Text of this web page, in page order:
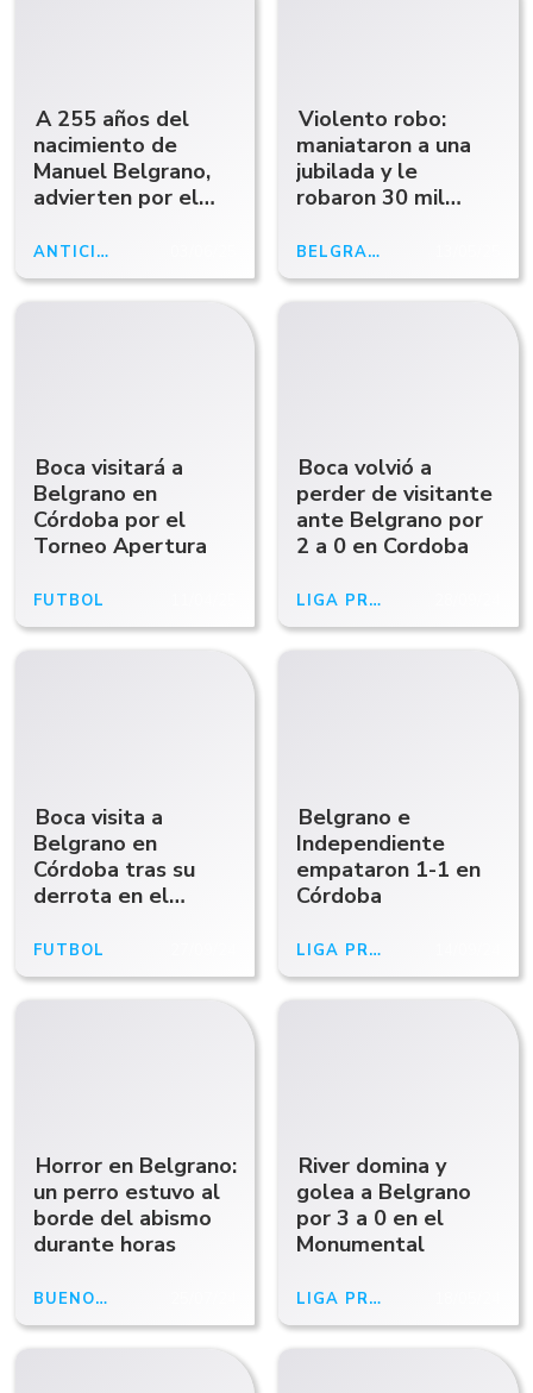
A 255 años del
nacimiento de
Manuel Belgrano,
advierten por el
que preserva su
legado
ANTICIPOABCRADIO
Violento robo:
maniataron a una
jubilada y le
robaron 30 mil
BELGRANO
Boca visitará a
Belgrano en
Córdoba por el
Torneo Apertura
FUTBOL
Boca volvió a
perder de visitante
ante Belgrano por
2 a 0 en Cordoba
LIGA PROFESIONAL 2024
Boca visita a
Belgrano en
Córdoba tras su
derrota en el
FUTBOL
Belgrano e
Independiente
empataron 1-1 en
Córdoba
LIGA PROFESIONAL 2024
Horror en Belgrano:
un perro estuvo al
borde del abismo
durante horas
BUENOS AIRES
River domina y
golea a Belgrano
por 3 a 0 en el
Monumental
LIGA PROFESIONAL